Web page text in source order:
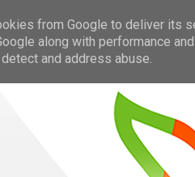
from Google to deliver its
along with performance
and address abuse.